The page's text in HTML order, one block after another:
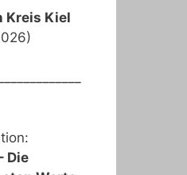
Kreis Kiel
Die